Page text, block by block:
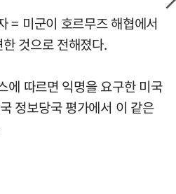
= 미군이 호르무즈 해협에서
것으로 전해졌다.
에 따르면 익명을 요구한 미국
정보당국 평가에서 이 같은